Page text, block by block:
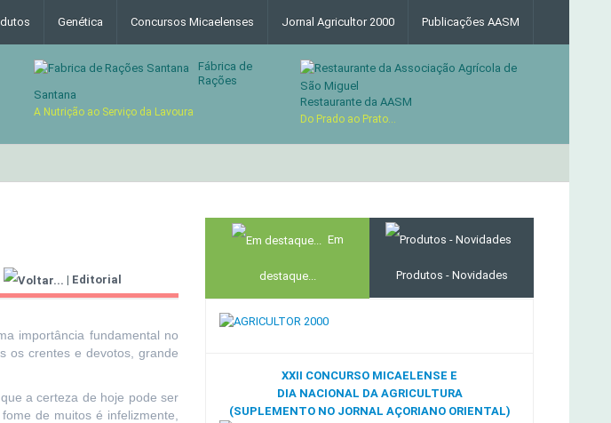
Genética Concursos Micaelenses Jornal Agricultor 2000 Publicações AASM
Fábrica de
Rações
Santana
A Nutrição ao Serviço da Lavoura
Restaurante da AASM
Do Prado ao Prato...
| Editorial
importância fundamental no
os crentes e devotos, grande
a certeza de hoje pode ser
de muitos é infelizmente,
Em
destaque... Produtos - Novidades
XXII CONCURSO MICAELENSE E
DIA NACIONAL DA AGRICULTURA
(SUPLEMENTO NO JORNAL AÇORIANO ORIENTAL)